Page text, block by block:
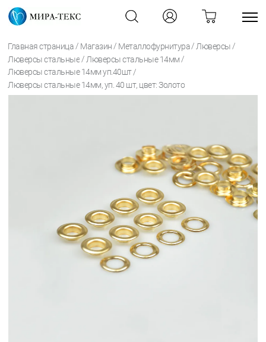
Главная страница / Магазин / Металлофурнитура / Люверсы /
Люверсы стальные / Люверсы стальные 14мм /
Люверсы стальные 14мм уп.40шт /
Люверсы стальные 14мм, уп. 40 шт, цвет: Золото